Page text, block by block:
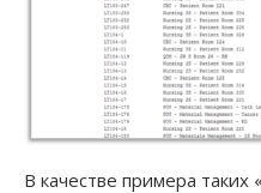
В качестве примера таких